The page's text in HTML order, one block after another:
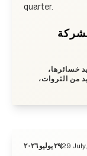
quarter.
خسائرها،
من الثروات،
٢٩ يوليو ٢٠٢٦29